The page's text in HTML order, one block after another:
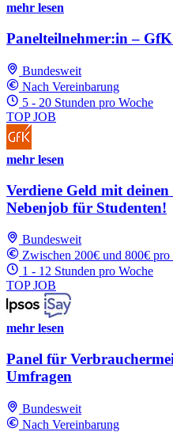
mehr lesen
Panelteilnehmer:in –
Bundesweit
Nach Vereinbarung
5 - 20 Stunden pro Woche
TOP JOB
mehr lesen
Verdiene Geld mit
Nebenjob für Studenten!
Bundesweit
Zwischen 200€ und 800€
1 - 12 Stunden pro Woche
TOP JOB
mehr lesen
Panel für
Umfragen
Bundesweit
Nach Vereinbarung